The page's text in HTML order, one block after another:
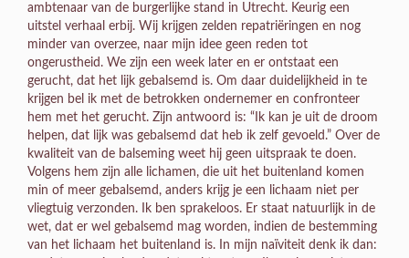
ambtenaar van de burgerlijke stand in Utrecht. Keurig een
uitstel verhaal erbij. Wij krijgen zelden repatriëringen en nog
minder van overzee, naar mijn idee geen reden tot
ongerustheid. We zijn een week later en er ontstaat een
gerucht, dat het lijk gebalsemd is. Om daar duidelijkheid in te
krijgen bel ik met de betrokken ondernemer en confronteer
hem met het gerucht. Zijn antwoord is: “Ik kan je uit de droom
helpen, dat lijk was gebalsemd dat heb ik zelf gevoeld.” Over de
kwaliteit van de balseming weet hij geen uitspraak te doen.
Volgens hem zijn alle lichamen, die uit het buitenland komen
min of meer gebalsemd, anders krijg je een lichaam niet per
vliegtuig verzonden. Ik ben sprakeloos. Er staat natuurlijk in de
wet, dat er wel gebalsemd mag worden, indien de bestemming
van het lichaam het buitenland is. In mijn naïviteit denk ik dan: